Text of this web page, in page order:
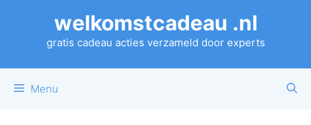
welkomstcadeau .nl
gratis cadeau acties verzameld door experts
Menu